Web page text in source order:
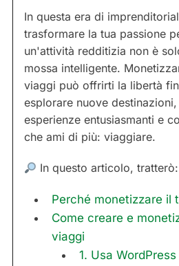
In questa era di
trasformare la tua passione
un'attività redditizia non è
mossa intelligente.
viaggi può offrirti la libertà
esplorare nuove
esperienze entusiasmanti e
che ami di più: viaggiare.
In questo articolo, tratterò:
Perché monetizzare il
Come creare e
viaggi
1. Usa